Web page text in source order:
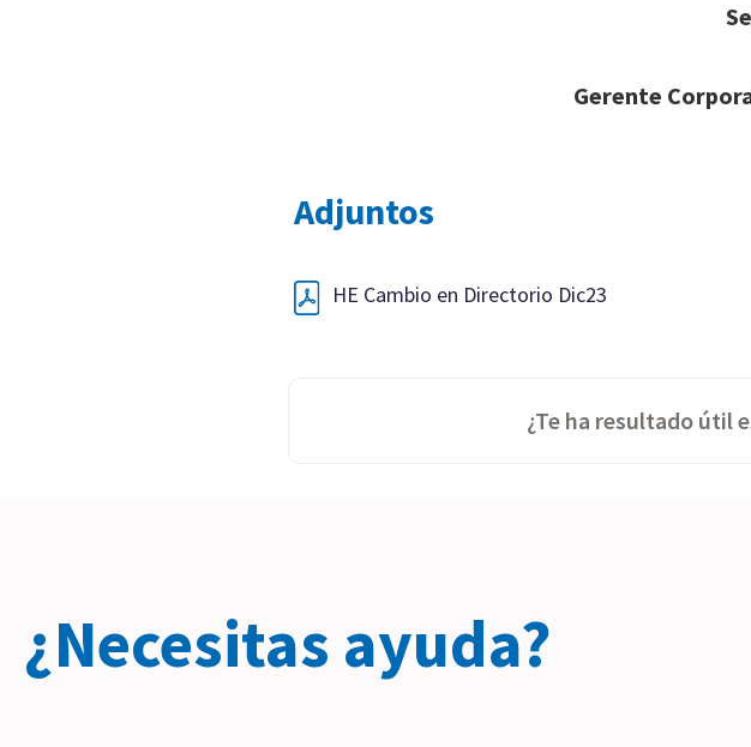
Gerente
Adjuntos
HE Cambio en Directorio Dic23
¿Te ha resultado útil
¿Necesitas ayuda?